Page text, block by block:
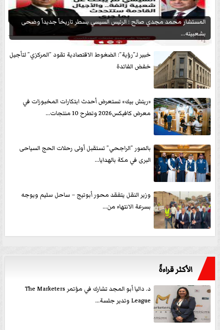
المستشار محمد مجدي صالح : الرئيس السيسي يسطر تاريخاً جديداً وضحى
بشعبيته...
خبير لـ”رؤية”: الضغوط الاقتصادية تقود ”المركزي” لتأجيل
خفض الفائدة
«ريتش بيك» تستعرض أحدث ابتكارات المخبوزات في
معرض كافيكس2026 وتطرح 10 منتجات...
بالصور ”الراجحي” تستقبل أولى رحلات الحج السياحى
البرى في مكة بالهدايا...
وزير النقل يتفقد محور أبوتيج – ساحل سليم ويوجه
بسرعة الانتهاء من...
الأكثر قراءةً
د. داليا أبو المجد تشارك في مؤتمر The Marketers
League وتدير جلسة...